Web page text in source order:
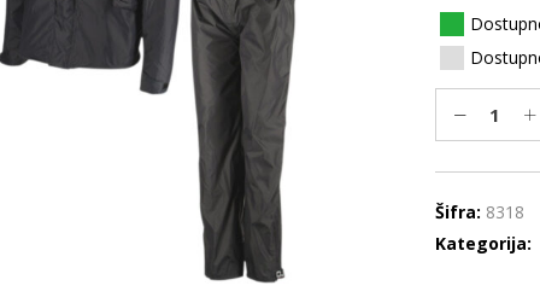
Šifra: 8318
Kategorija: